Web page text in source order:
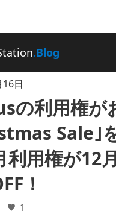
.Blog
日
の利用権が
Sale｣
利用権が12
！
1